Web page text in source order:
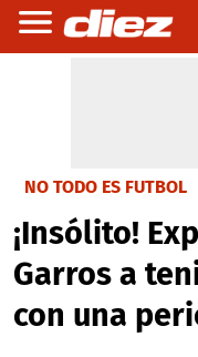
NO TODO ES FUTBOL
¡Insólito!
Garros a
con una